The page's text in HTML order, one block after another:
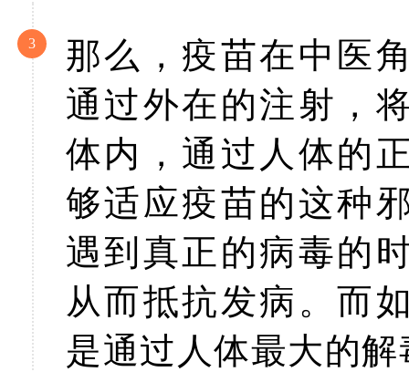
3
那么，疫苗在中医
通过外在的注射，
体内，通过人体的
够适应疫苗的这种
遇到真正的病毒的
从而抵抗发病。而
是通过人体最大的